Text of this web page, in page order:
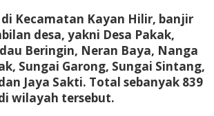
Kecamatan Kayan Hilir, banjir
desa, yakni Desa Pakak,
Beringin, Neran Baya, Nanga
Sungai Garong, Sungai Sintang,
Jaya Sakti. Total sebanyak 839
wilayah tersebut.